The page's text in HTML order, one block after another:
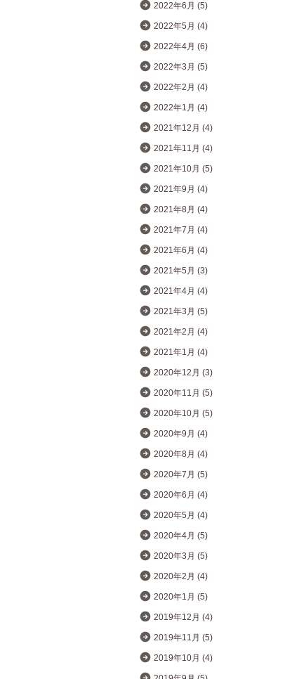
2022年6月 (5)
2022年5月 (4)
2022年4月 (6)
2022年3月 (5)
2022年2月 (4)
2022年1月 (4)
2021年12月 (4)
2021年11月 (4)
2021年10月 (5)
2021年9月 (4)
2021年8月 (4)
2021年7月 (4)
2021年6月 (4)
2021年5月 (3)
2021年4月 (4)
2021年3月 (5)
2021年2月 (4)
2021年1月 (4)
2020年12月 (3)
2020年11月 (5)
2020年10月 (5)
2020年9月 (4)
2020年8月 (4)
2020年7月 (5)
2020年6月 (4)
2020年5月 (4)
2020年4月 (5)
2020年3月 (5)
2020年2月 (4)
2020年1月 (5)
2019年12月 (4)
2019年11月 (5)
2019年10月 (4)